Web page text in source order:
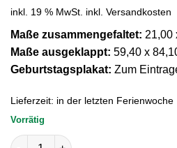
inkl. 19 % MwSt. inkl. Versandkosten
Maße zusammengefaltet: 21,00
Maße ausgeklappt: 59,40 x
Geburtstagsplakat: Zum
Lieferzeit: in der letzten Ferienwoche
Vorrätig
Geburtstagskalender „1000 gute